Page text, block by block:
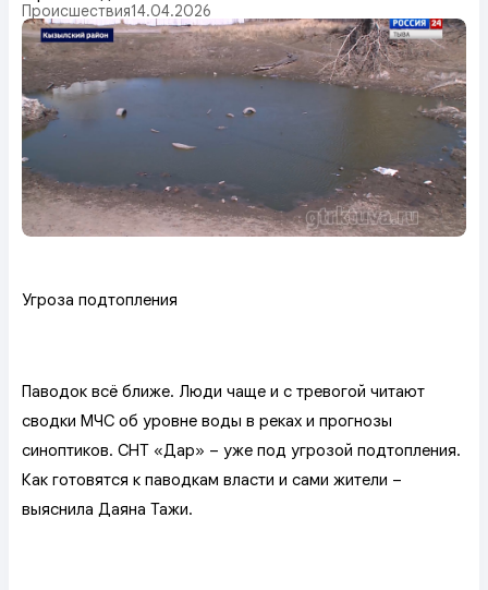
Происшествия14.04.2026
Угроза подтопления
Паводок всё ближе. Люди чаще и с тревогой читают
сводки МЧС об уровне воды в реках и прогнозы
синоптиков. СНТ «Дар» – уже под угрозой подтопления.
Как готовятся к паводкам власти и сами жители –
выяснила Даяна Тажи.